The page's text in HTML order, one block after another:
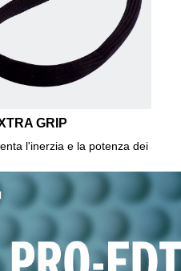
GRIP
l'inerzia e la potenza dei